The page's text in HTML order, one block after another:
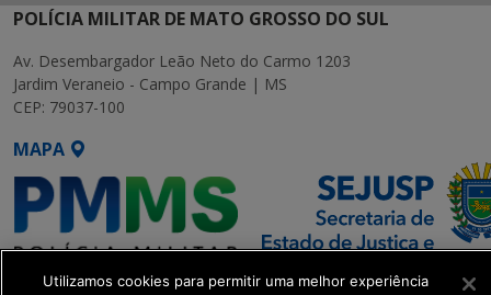
POLÍCIA MILITAR DE MATO GROSSO DO SUL
Av. Desembargador Leão Neto do Carmo 1203
Jardim Veraneio - Campo Grande | MS
CEP: 79037-100
MAPA
Utilizamos cookies para permitir uma melhor experiência